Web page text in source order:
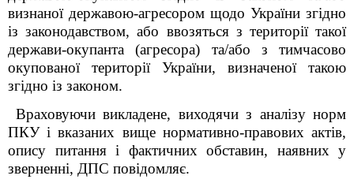
визнаної державою-агресором щодо України згідно
із законодавством, або ввозяться з території такої
держави-окупанта (агресора) та/або з тимчасово
окупованої території України, визначеної такою
згідно із законом.
Враховуючи викладене, виходячи з аналізу норм
ПКУ і вказаних вище нормативно-правових актів,
опису питання і фактичних обставин, наявних у
зверненні, ДПС повідомляє.